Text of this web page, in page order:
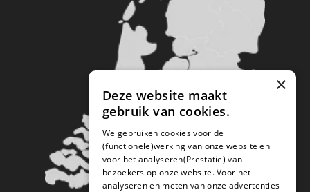
×
Deze website maakt
gebruik van cookies.
We gebruiken cookies voor de
(functionele)werking van onze website en
voor het analyseren(Prestatie) van
bezoekers op onze website. Voor het
analyseren en meten van onze advertenties